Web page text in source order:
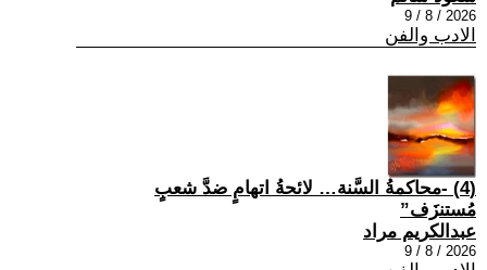
2026 / 8 / 9
الادب والفن
(4) -محاكمةُ السَّنة… لائحةُ اتهامٍ ضدَّ شعبٍ
مُستنزَف”
عبدالكريم مراد
2026 / 8 / 9